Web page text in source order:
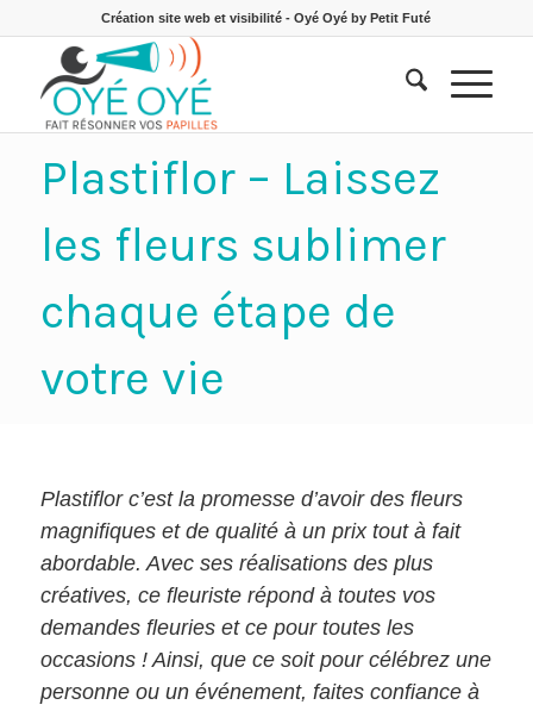
Création site web et visibilité - Oyé Oyé by Petit Futé
Plastiflor – Laissez
les fleurs sublimer
chaque étape de
votre vie
Plastiflor c’est la promesse d’avoir des fleurs
magnifiques et de qualité à un prix tout à fait
abordable. Avec ses réalisations des plus
créatives, ce fleuriste répond à toutes vos
demandes fleuries et ce pour toutes les
occasions ! Ainsi, que ce soit pour célébrez une
personne ou un événement, faites confiance à